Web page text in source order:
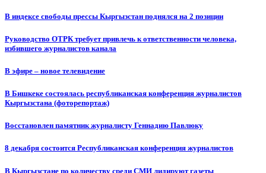
В индексе свободы прессы Кыргызстан поднялся на 2 позиции
Руководство ОТРК требует привлечь к ответственности человека,
избившего журналистов канала
В эфире – новое телевидение
В Бишкеке состоялась республиканская конференция журналистов
Кыргызстана (фоторепортаж)
Восстановлен памятник журналисту Геннадию Павлюку
8 декабря состоится Республиканская конференция журналистов
В Кыргызстане по количеству среди СМИ лидируют газеты